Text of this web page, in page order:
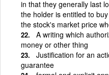
in that they generally last
the holder is entitled to
the stock's market price
A writing which
money or other thing
Justification for an
guarantee